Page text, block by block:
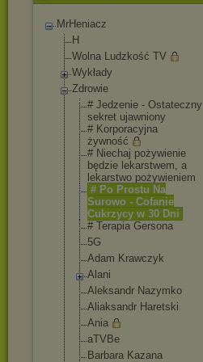
MrHeniacz
H
Wolna Ludzkość TV
Wykłady
Zdrowie
# Jedzenie - Ostateczny
sekret ujawniony
# Korporacyjna
żywność
# Niechaj pożywienie
będzie lekarstwem, a
lekarstwo pożywieniem
# Po Prostu Na
Surowo - Cofanie
Cukrzycy w 30 Dni
# Terapia Gersona
5G
Adam Krawczyk
Alani
Aleksandr Nazymko
Aliaksandr Haretski
Ania
aTVBe
Barbara Kazana